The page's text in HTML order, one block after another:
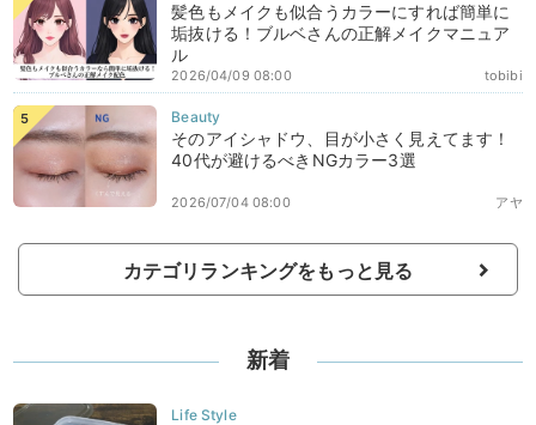
髪色もメイクも似合うカラーにすれば簡単に
垢抜ける！ブルベさんの正解メイクマニュア
ル
tobibi
2026/04/09 08:00
そのアイシャドウ、目が小さく見えてます！
40代が避けるべきNGカラー3選
アヤ
2026/07/04 08:00
カテゴリランキングをもっと見る
新着